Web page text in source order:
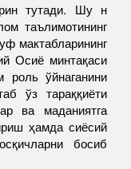
тутади. Шу н
таълимотининг
мактабларининг
Осиё минтақаси
роль ўйнаганини
ўз тараққиёти
ва маданиятга
ҳамда сиёсий
босиб